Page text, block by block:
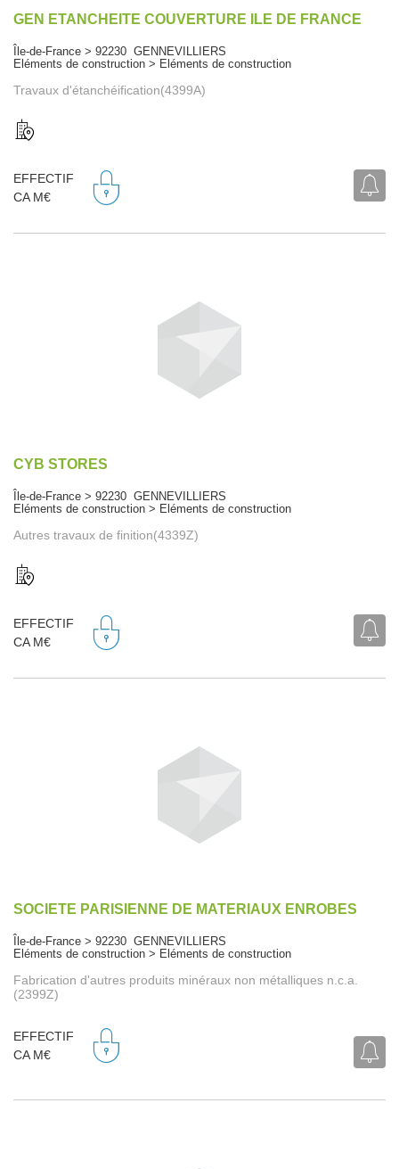
GEN ETANCHEITE COUVERTURE ILE DE FRANCE
Île-de-France > 92230 GENNEVILLIERS
Eléments de construction > Eléments de construction
Travaux d'étanchéification(4399A)
EFFECTIF
CA M€
CYB STORES
Île-de-France > 92230 GENNEVILLIERS
Eléments de construction > Eléments de construction
Autres travaux de finition(4339Z)
EFFECTIF
CA M€
SOCIETE PARISIENNE DE MATERIAUX ENROBES
Île-de-France > 92230 GENNEVILLIERS
Eléments de construction > Eléments de construction
Fabrication d'autres produits minéraux non métalliques n.c.a.
(2399Z)
EFFECTIF
CA M€